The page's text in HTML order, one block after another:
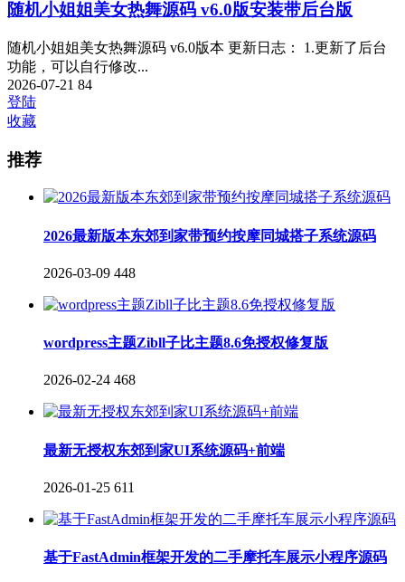
随机小姐姐美女热舞源码 v6.0版安装带后台版
随机小姐姐美女热舞源码 v6.0版本 更新日志： 1.更新了后台
功能，可以自行修改...
2026-07-21 84
登陆
收藏
推荐
2026最新版本东郊到家带预约按摩同城搭子系统源码
2026-03-09 448
wordpress主题Zibll子比主题8.6免授权修复版
2026-02-24 468
最新无授权东郊到家UI系统源码+前端
2026-01-25 611
基于FastAdmin框架开发的二手摩托车展示小程序源码